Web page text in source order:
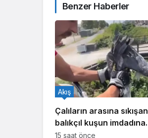
Benzer Haberler
Çalıların arasına sıkışan
balıkçıl kuşun imdadına
itfaiye yetişti
Akış
15 saat önce